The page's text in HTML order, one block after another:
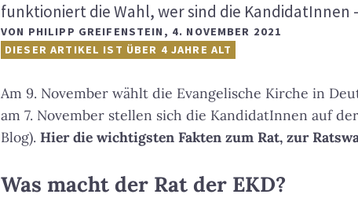
funktioniert die Wahl, wer sind die KandidatInnen
VON PHILIPP GREIFENSTEIN , 4. NOVEMBER 2021
DIESER ARTIKEL IST ÜBER 4 JAHRE ALT
Am 9. November wählt die Evangelische Kirche in
am 7. November stellen sich die KandidatInnen auf
Blog). Hier die wichtigsten Fakten zum Rat, zur
Was macht der Rat der EKD?